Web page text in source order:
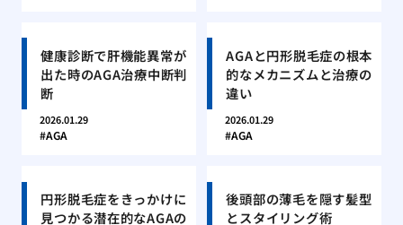
健康診断で肝機能異常が
出た時のAGA治療中断判
断
2026.01.29
AGA
AGAと円形脱毛症の根本
的なメカニズムと治療の
違い
2026.01.29
AGA
円形脱毛症をきっかけに
見つかる潜在的なAGAの
後頭部の薄毛を隠す髪型
とスタイリング術